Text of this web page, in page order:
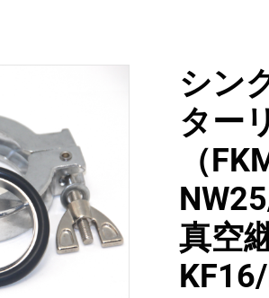
シン
ター
（
真空